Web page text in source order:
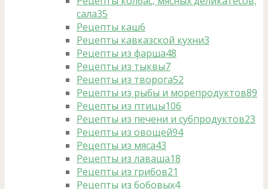
сала35
Рецепты каш6
Рецепты кавказской кухни3
Рецепты из фарша48
Рецепты из тыквы7
Рецепты из творога52
Рецепты из рыбы и морепродуктов89
Рецепты из птицы106
Рецепты из печени и субпродуктов23
Рецепты из овощей94
Рецепты из мяса43
Рецепты из лаваша18
Рецепты из грибов21
Рецепты из бобовых4